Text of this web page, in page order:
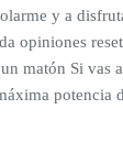
y a
opiniones
matón Si vas
potencia